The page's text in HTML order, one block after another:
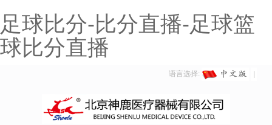
足球比分-比分直播-足球篮
球比分直播
语言选择: